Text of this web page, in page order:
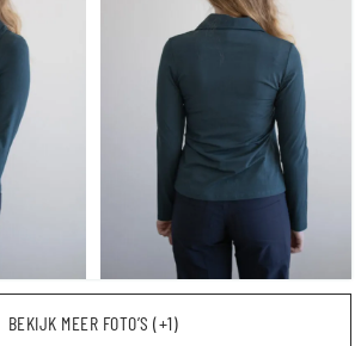
BEKIJK MEER FOTO’S (+1)